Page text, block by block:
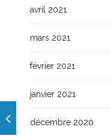
avril 2021
mars 2021
février 2021
janvier 2021
décembre 2020